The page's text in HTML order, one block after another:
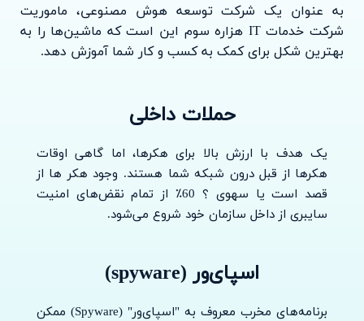
به عنوان یک شرکت توسعه هوش مصنوعی، ماموریت
شرکت خدمات IT هزاره سوم این است که ماشین‌ها را به
بهترین شکل برای کمک به کسب و کار شما آموزش دهد.
حملات داخلی
یک هدف با ارزش بالا برای هکرها، اما گاهی اوقات
هکرها از قبل درون شبکه شما هستند. وجود هکر ها از
قصد است یا سهوی ؟ 60٪ از تمام نقض‌های امنیت
سایبری از داخل سازمان خود شروع می‌شود.
اسپای‌ور (spyware)
برنامه‌های مخرب معروف به "اسپای‌ور" (Spyware) ممکن